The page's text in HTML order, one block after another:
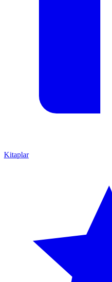
Kitaplar